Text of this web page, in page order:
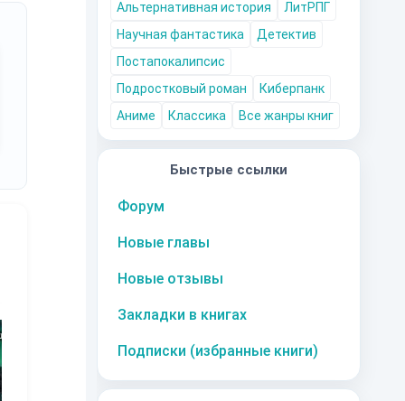
Альтернативная история
ЛитРПГ
Научная фантастика
Детектив
Постапокалипсис
Подростковый роман
Киберпанк
Аниме
Классика Все жанры книг
Быстрые ссылки
Форум
Новые главы
Новые отзывы
Закладки в книгах
Подписки (избранные книги)
10 за часть